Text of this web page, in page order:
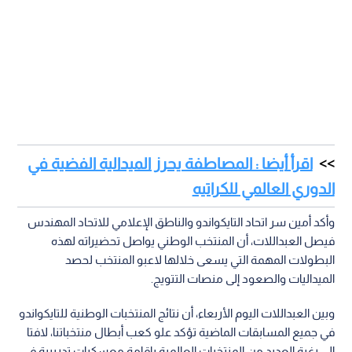
اقرأ أيضا : المصاطفة يحرز الميدالية الفضية في
الدوري العالمي للكراتيه
وأكد أمين سر اتحاد التايكواندو والناطق الإعلامي للاتحاد المهندس
فيصل العبداللات، أن المنتخب الوطني يواصل تحضيراته لهذه
البطولات المهمة التي يسعى خلالها لاعبو المنتخب لحصد
الميداليات والصعود إلى منصات التتويج.
وبين العبداللات اليوم الأربعاء، أن نتائج المنتخبات الوطنية للتايكواندو
في جميع المسابقات الماضية تؤكد علو كعب أبطال منتخباتنا، لافتا